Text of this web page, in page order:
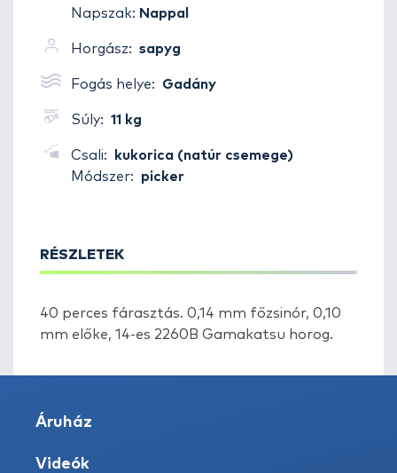
Napszak: Nappal
Horgász: sapyg
Fogás helye: Gadány
Súly: 11 kg
Csali:
kukorica (natúr csemege)
Módszer:
picker
RÉSZLETEK
40 perces fárasztás. 0,14 mm főzsinór, 0,10
mm előke, 14-es 2260B Gamakatsu horog.
Áruház
Videók